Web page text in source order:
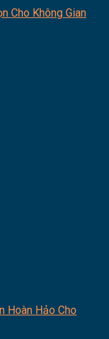
Cho Không Gian
Hoàn Hảo Cho